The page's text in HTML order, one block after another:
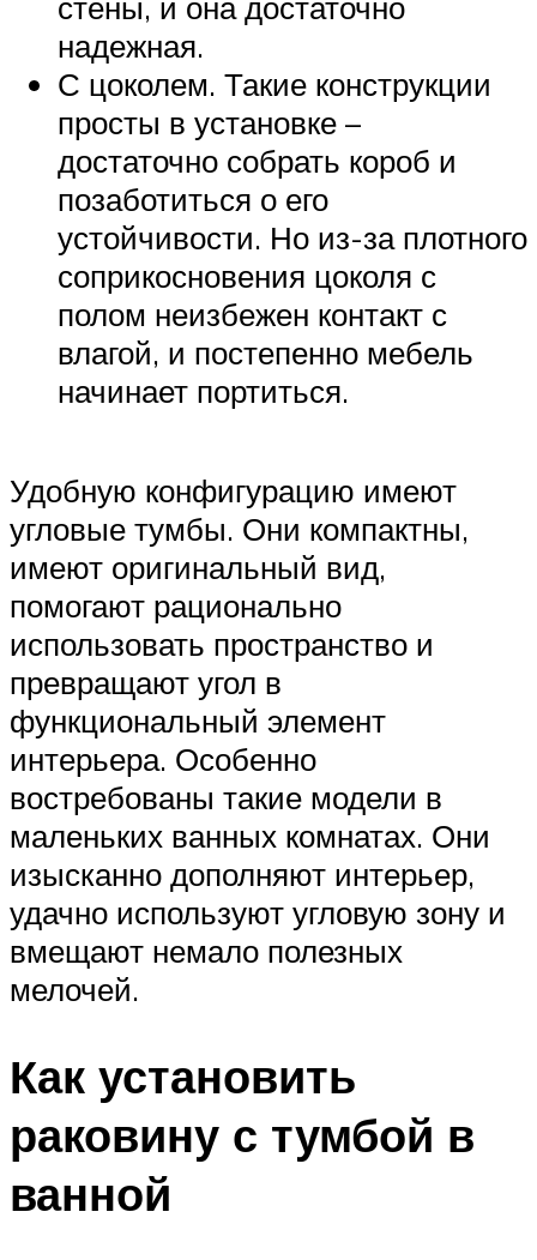
надежная.
С цоколем. Такие конструкции
просты в установке –
достаточно собрать короб и
позаботиться о его
устойчивости. Но из-за плотного
соприкосновения цоколя с
полом неизбежен контакт с
влагой, и постепенно мебель
начинает портиться.
Удобную конфигурацию имеют
угловые тумбы. Они компактны,
имеют оригинальный вид,
помогают рационально
использовать пространство и
превращают угол в
функциональный элемент
интерьера. Особенно
востребованы такие модели в
маленьких ванных комнатах. Они
изысканно дополняют интерьер,
удачно используют угловую зону и
вмещают немало полезных
мелочей.
Как установить
раковину с тумбой в
ванной